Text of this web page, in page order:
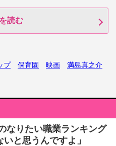
読む
プ 保育園 映画
満島真之介
なりたい職業ランキング
と思うんですよ」